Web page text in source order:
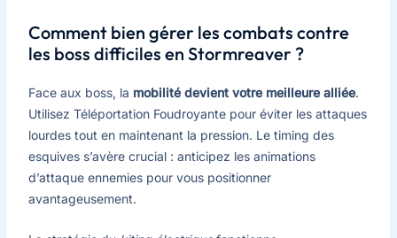
Comment bien gérer les combats contre
les boss difficiles en Stormreaver ?
Face aux boss, la mobilité devient votre meilleure alliée.
Utilisez Téléportation Foudroyante pour éviter les attaques
lourdes tout en maintenant la pression. Le timing des
esquives s’avère crucial : anticipez les animations
d’attaque ennemies pour vous positionner
avantageusement.